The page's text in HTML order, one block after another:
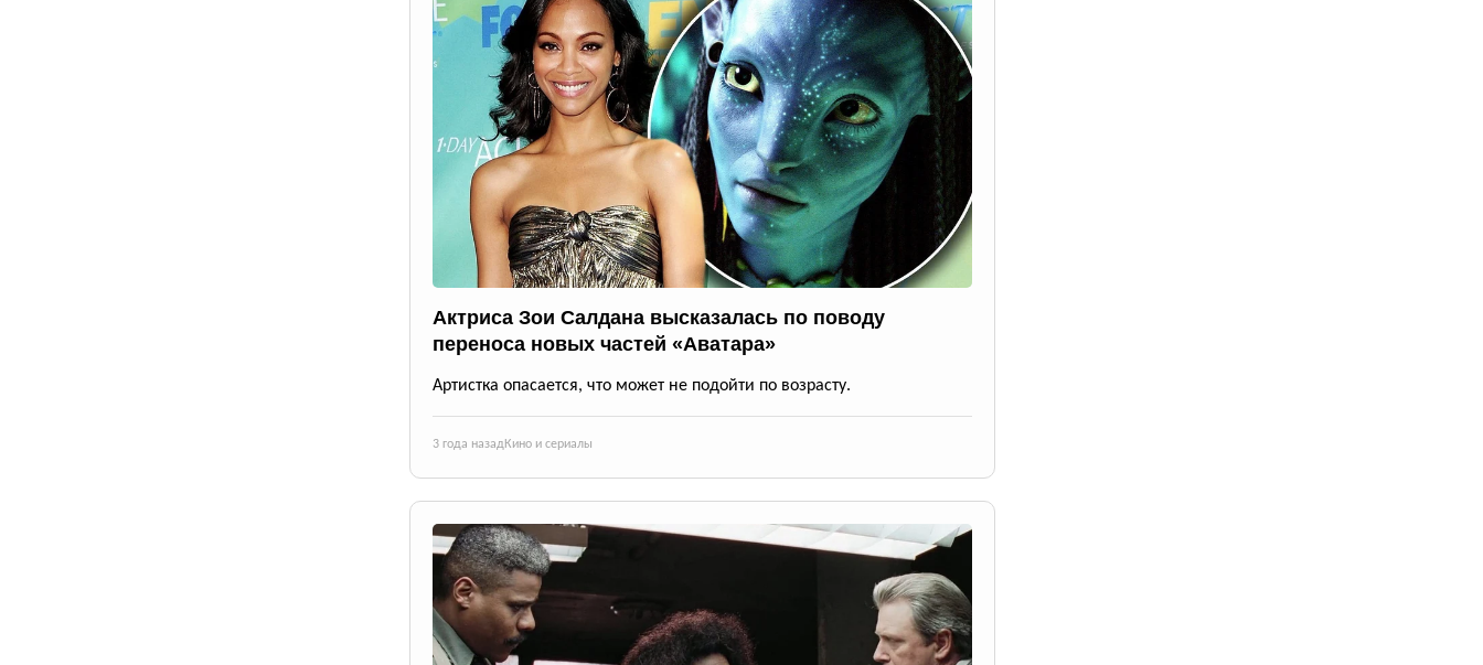
Актриса Зои Салдана высказалась по поводу
переноса новых частей «Аватара»
Артистка опасается, что может не подойти по возрасту.
3 года назадКино и сериалы